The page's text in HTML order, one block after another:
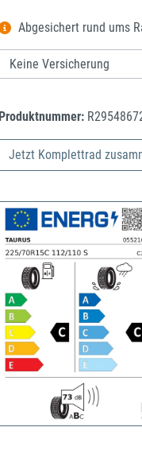
Abgesichert rund ums
Produktnummer:
Jetzt Komplettrad